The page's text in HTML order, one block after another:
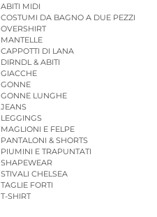
ABITI MIDI
COSTUMI DA BAGNO A DUE PEZZI
OVERSHIRT
MANTELLE
CAPPOTTI DI LANA
DIRNDL & ABITI
GIACCHE
GONNE
GONNE LUNGHE
JEANS
LEGGINGS
MAGLIONI E FELPE
PANTALONI & SHORTS
PIUMINI E TRAPUNTATI
SHAPEWEAR
STIVALI CHELSEA
TAGLIE FORTI
T-SHIRT